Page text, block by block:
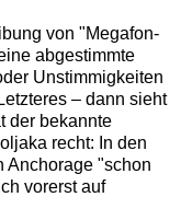
von "Megafon-
abgestimmte
Unstimmigkeiten
– dann sieht
der bekannte
recht: In den
Anchorage "schon
vorerst auf